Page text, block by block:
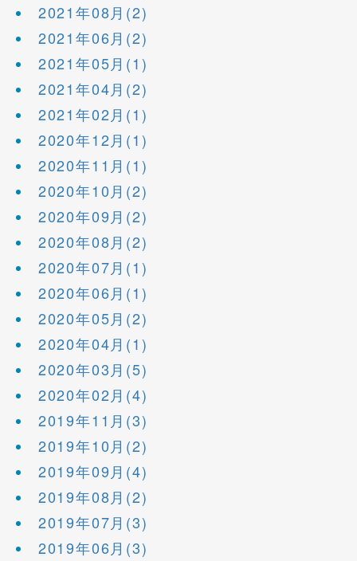
2021年08月(2)
2021年06月(2)
2021年05月(1)
2021年04月(2)
2021年02月(1)
2020年12月(1)
2020年11月(1)
2020年10月(2)
2020年09月(2)
2020年08月(2)
2020年07月(1)
2020年06月(1)
2020年05月(2)
2020年04月(1)
2020年03月(5)
2020年02月(4)
2019年11月(3)
2019年10月(2)
2019年09月(4)
2019年08月(2)
2019年07月(3)
2019年06月(3)